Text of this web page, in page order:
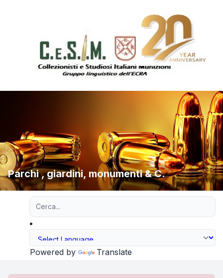
Parchi , giardini, monumenti & C.
Powered by Translate